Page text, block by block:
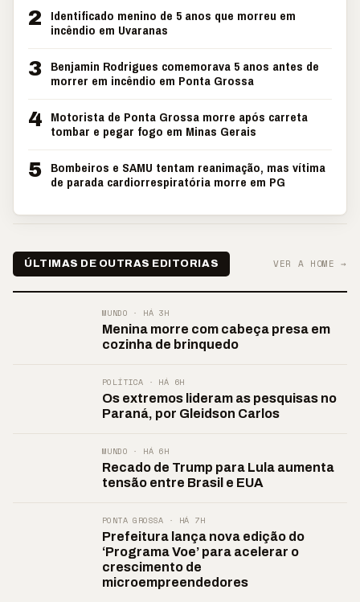
2
Identificado menino de 5 anos que morreu em
incêndio em Uvaranas
3 Benjamin Rodrigues comemorava 5 anos antes de
morrer em incêndio em Ponta Grossa
4 Motorista de Ponta Grossa morre após carreta
tombar e pegar fogo em Minas Gerais
5 Bombeiros e SAMU tentam reanimação, mas vítima
de parada cardiorrespiratória morre em PG
ÚLTIMAS DE OUTRAS EDITORIAS VER A HOME →
MUNDO · HÁ 3H
Menina morre com cabeça presa em
cozinha de brinquedo
POLÍTICA · HÁ 6H
Os extremos lideram as pesquisas no
Paraná, por Gleidson Carlos
MUNDO · HÁ 6H
Recado de Trump para Lula aumenta
tensão entre Brasil e EUA
PONTA GROSSA · HÁ 7H
Prefeitura lança nova edição do
‘Programa Voe’ para acelerar o
crescimento de
microempreendedores